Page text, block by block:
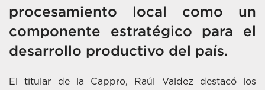
procesamiento local como un
componente estratégico para el
desarrollo productivo del país.
El titular de la Cappro, Raúl Valdez destacó los